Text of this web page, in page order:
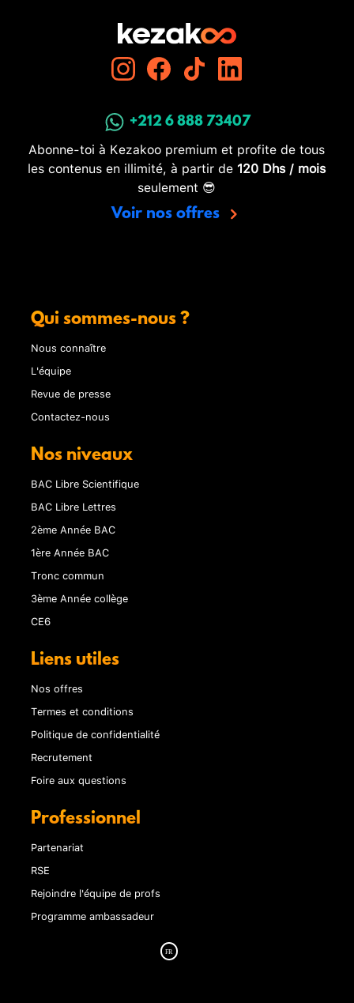
+212 6 888 73407
Abonne-toi à Kezakoo premium et profite de tous
les contenus en illimité, à partir de 120 Dhs / mois
seulement 😎
Voir nos offres
Qui sommes-nous ?
Nous connaître
L'équipe
Revue de presse
Contactez-nous
Nos niveaux
BAC Libre Scientifique
BAC Libre Lettres
2ème Année BAC
1ère Année BAC
Tronc commun
3ème Année collège
CE6
Liens utiles
Nos offres
Termes et conditions
Politique de confidentialité
Recrutement
Foire aux questions
Professionnel
Partenariat
RSE
Rejoindre l'équipe de profs
Programme ambassadeur